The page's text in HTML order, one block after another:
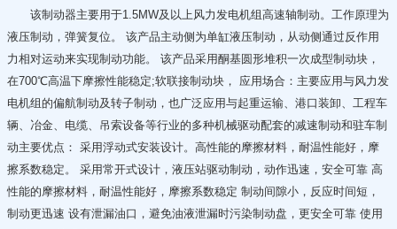
该制动器主要用于1.5MW及以上风力发电机组高速轴制动。工作原理为
液压制动，弹簧复位。 该产品主动侧为单缸液压制动，从动侧通过反作用
力相对运动来实现制动功能。 该产品采用酮基圆形堆积一次成型制动块，
在700℃高温下摩擦性能稳定;软联接制动块， 应用场合：主要应用与风力发
电机组的偏航制动及转子制动，也广泛应用与起重运输、港口装卸、工程车
辆、冶金、电缆、吊索设备等行业的多种机械驱动配套的减速制动和驻车制
动主要优点： 采用浮动式安装设计。高性能的摩擦材料，耐温性能好，摩
擦系数稳定。 采用常开式设计，液压站驱动制动，动作迅速，安全可靠 高
性能的摩擦材料，耐温性能好，摩擦系数稳定 制动间隙小，反应时间短，
制动更迅速 设有泄漏油口，避免油液泄漏时污染制动盘，更安全可靠 使用